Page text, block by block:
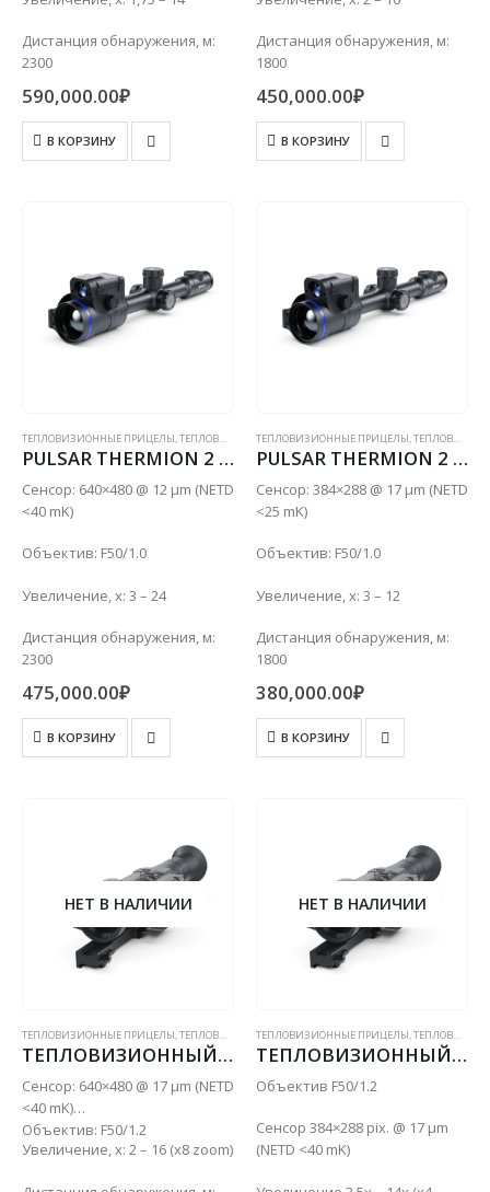
Дистанция обнаружения, м:
2300
590,000.00₽
В КОРЗИНУ
Дистанция обнаружения, м:
1800
450,000.00₽
В КОРЗИНУ
ТЕПЛОВИЗИОННЫЕ ПРИЦЕЛЫ,ТЕПЛОВИЗИОННЫЕ ПРИЦЕЛЫ С ДАЛЬНОМЕРОМ
PULSAR THERMION 2 LRF XG50
Сенсор: 640×480 @ 12 µm (NETD
<40 mK)
Объектив: F50/1.0
Увеличение, x: 3 – 24
Дистанция обнаружения, м:
2300
475,000.00₽
В КОРЗИНУ
ТЕПЛОВИЗИОННЫЕ ПРИЦЕЛЫ,ТЕПЛОВИЗИОННЫЕ ПРИЦЕЛЫ С ДАЛЬНОМЕРОМ
PULSAR THERMION 2 LRF XQ50 PRO
Сенсор: 384×288 @ 17 µm (NETD
<25 mK)
Объектив: F50/1.0
Увеличение, x: 3 – 12
Дистанция обнаружения, м:
1800
380,000.00₽
В КОРЗИНУ
НЕТ В НАЛИЧИИ
ТЕПЛОВИЗИОННЫЕ ПРИЦЕЛЫ,ТЕПЛОВИЗИОННЫЕ ПРИЦЕЛЫ С ДАЛЬНОМЕРОМ
ТЕПЛОВИЗИОННЫЙ ПРИЦЕЛ PULSAR TRAIL 2 LRF XP50
Сенсор: 640×480 @ 17 µm (NETD
<40 mK)
Объектив: F50/1.2
Увеличение, x: 2 – 16 (x8 zoom)
НЕТ В НАЛИЧИИ
ТЕПЛОВИЗИОННЫЕ ПРИЦЕЛЫ,ТЕПЛОВИЗИОННЫЕ ПРИЦЕЛЫ С ДАЛЬНОМЕРОМ
ТЕПЛОВИЗИОННЫЙ ПРИЦЕЛ PULSAR TRAIL 2 LRF XQ50
Объектив F50/1.2
Сенсор 384×288 pix. @ 17 µm
(NETD <40 mK)